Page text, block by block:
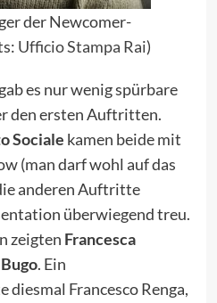
der Newcomer-
Ufficio Stampa Rai)
es nur wenig spürbare
den ersten Auftritten.
Sociale kamen beide mit
(man darf wohl auf das
anderen Auftritte
überwiegend treu.
zeigten Francesca
Bugo. Ein
diesmal Francesco Renga,